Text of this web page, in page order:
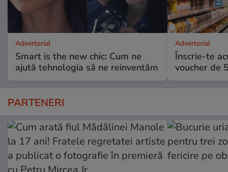
Advertorial
Smart is the new chic: Cum ne
ajută tehnologia să ne reinventăm
Advertorial
Înscrie-te
voucher de
PARTENERI